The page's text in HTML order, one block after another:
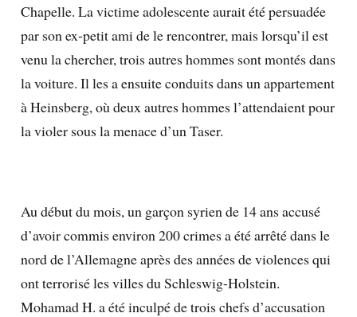
Chapelle. La victime adolescente aurait été persuadée
par son ex-petit ami de le rencontrer, mais lorsqu’il est
venu la chercher, trois autres hommes sont montés dans
la voiture. Il les a ensuite conduits dans un appartement
à Heinsberg, où deux autres hommes l’attendaient pour
la violer sous la menace d’un Taser.
Au début du mois, un garçon syrien de 14 ans accusé
d’avoir commis environ 200 crimes a été arrêté dans le
nord de l’Allemagne après des années de violences qui
ont terrorisé les villes du Schleswig-Holstein.
Mohamad H. a été inculpé de trois chefs d’accusation